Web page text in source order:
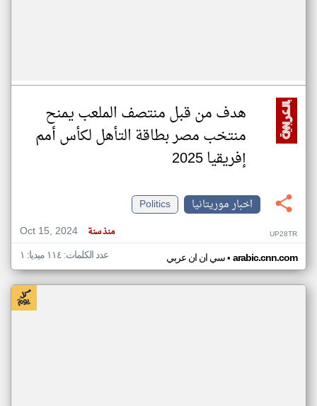
هدف من قبل منتصف الملعب يمنح
منتخب مصر بطاقة التأهل لكأس أمم
إفريقيا 2025
اخبار موريتانيا
Politics
Oct 15, 2024
منذ سنة UP28TR
سي ان ان عربي• arabic.cnn.com عدد الكلمات: ١١٤ ميديا: ١